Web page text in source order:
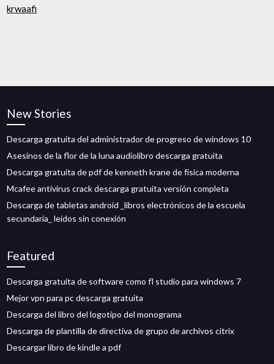
krwaafi
New Stories
Descarga gratuita del administrador de progreso de windows 10
Asesinos de la flor de la luna audiolibro descarga gratuita
Descarga gratuita de pdf de kenneth krane de física moderna
Mcafee antivirus crack descarga gratuita versión completa
Descarga de tabletas android _libros electrónicos de la escuela
secundaria_ leídos sin conexión
Featured
Descarga gratuita de software como fl studio para windows 7
Mejor vpn para pc descarga gratuita
Descarga del libro del logotipo del monograma
Descarga de plantilla de directiva de grupo de archivos citrix
Descargar libro de kindle a pdf